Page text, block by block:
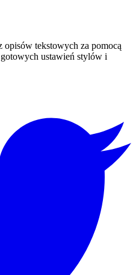
tekstowych za pomocą
ustawień stylów i